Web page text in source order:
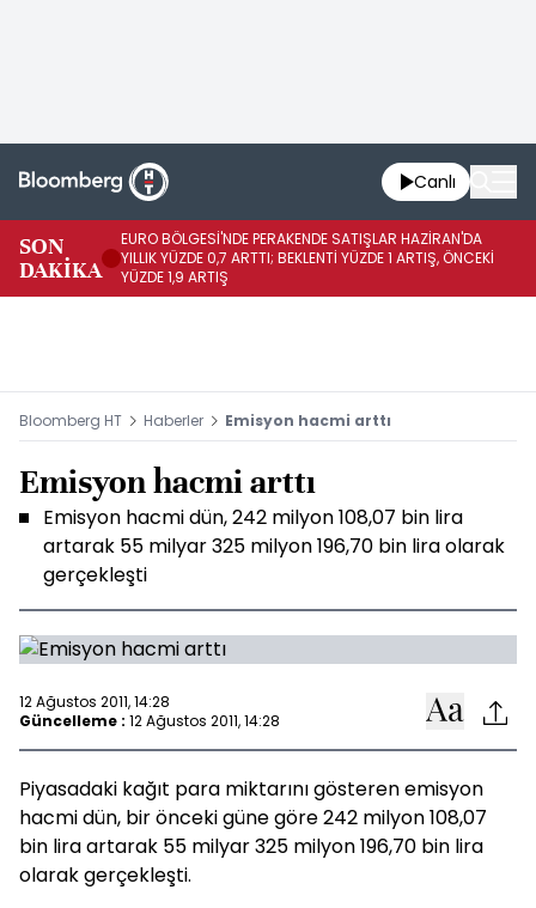
Canlı
SON
DAKİKA
EURO BÖLGESİ'NDE PERAKENDE SATIŞLAR HAZİRAN'DA
YILLIK YÜZDE 0,7 ARTTI; BEKLENTİ YÜZDE 1 ARTIŞ, ÖNCEKİ
YÜZDE 1,9 ARTIŞ
Bloomberg HT Haberler Emisyon hacmi arttı
Emisyon hacmi arttı
Emisyon hacmi dün, 242 milyon 108,07 bin lira
artarak 55 milyar 325 milyon 196,70 bin lira olarak
gerçekleşti
12 Ağustos 2011, 14:28
Güncelleme : 12 Ağustos 2011, 14:28
Piyasadaki kağıt para miktarını gösteren emisyon
hacmi dün, bir önceki güne göre 242 milyon 108,07
bin lira artarak 55 milyar 325 milyon 196,70 bin lira
olarak gerçekleşti.